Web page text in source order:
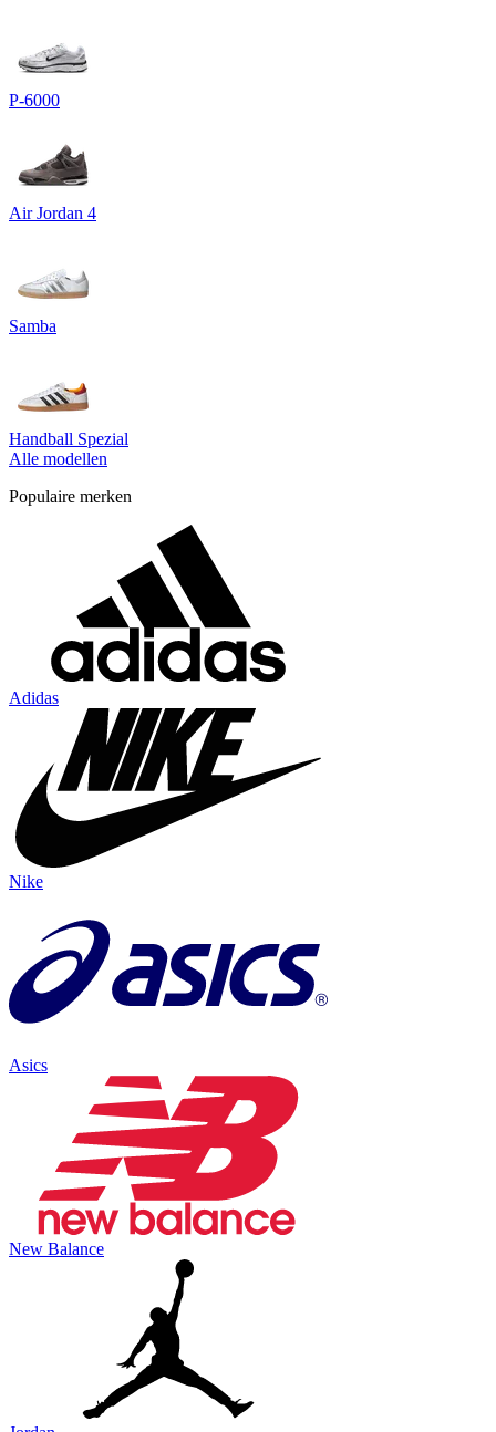
P-6000
Air Jordan 4
Samba
Handball Spezial
Alle modellen
Populaire merken
Adidas
Nike
Asics
New Balance